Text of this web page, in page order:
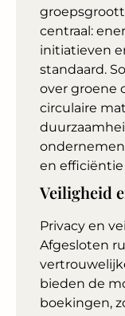
centraal:
initiatieven
standaard.
over groene
circulaire
en
Veiligheid
Privacy en
Afgesloten
bieden de
boekingen,